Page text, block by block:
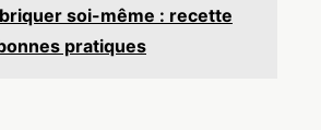
soi-même : recette
pratiques